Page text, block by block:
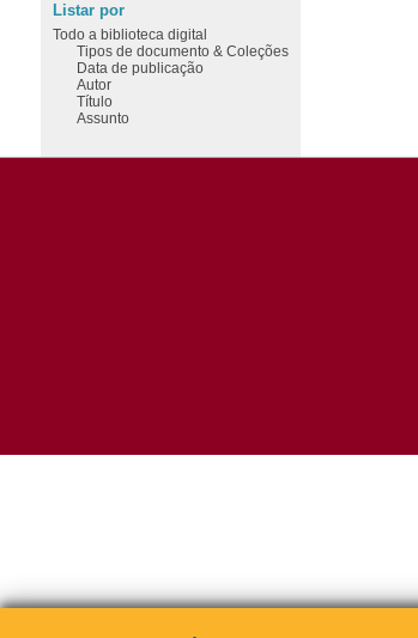
Listar por
Todo a biblioteca digital
Tipos de documento & Coleções
Data de publicação
Autor
Título
Assunto